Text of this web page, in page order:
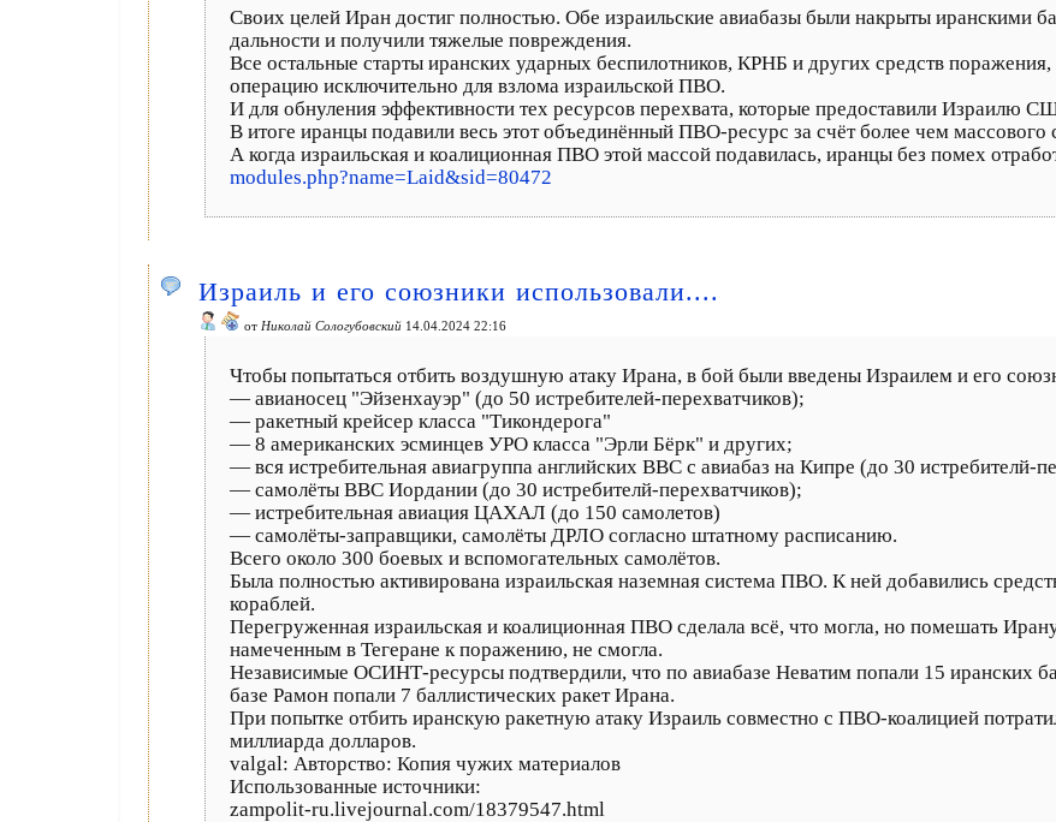
Своих целей Иран достиг полностью. Обе израильские авиабазы были накрыты иранскими
дальности и получили тяжелые повреждения.
Все остальные старты иранских ударных беспилотников, КРНБ и других средств
операцию исключительно для взлома израильской ПВО.
И для обнуления эффективности тех ресурсов перехвата, которые предоставили Израилю
В итоге иранцы подавили весь этот объединённый ПВО-ресурс за счёт более чем массового
А когда израильская и коалиционная ПВО этой массой подавилась, иранцы без помех
modules.php?name=Laid&sid=80472
Израиль и его союзники использовали....
от Николай Сологубовский 14.04.2024 22:16
Чтобы попытаться отбить воздушную атаку Ирана, в бой были введены Израилем и его
— авианосец "Эйзенхауэр" (до 50 истребителей-перехватчиков);
— ракетный крейсер класса "Тикондерога"
— 8 американских эсминцев УРО класса "Эрли Бёрк" и других;
— вся истребительная авиагруппа английских ВВС с авиабаз на Кипре (до 30 истребителй-
— самолёты ВВС Иордании (до 30 истребителй-перехватчиков);
— истребительная авиация ЦАХАЛ (до 150 самолетов)
— самолёты-заправщики, самолёты ДРЛО согласно штатному расписанию.
Всего около 300 боевых и вспомогательных самолётов.
Была полностью активирована израильская наземная система ПВО. К ней добавились
кораблей.
Перегруженная израильская и коалиционная ПВО сделала всё, что могла, но помешать
намеченным в Тегеране к поражению, не смогла.
Независимые ОСИНТ-ресурсы подтвердили, что по авиабазе Неватим попали 15 иранских
базе Рамон попали 7 баллистических ракет Ирана.
При попытке отбить иранскую ракетную атаку Израиль совместно с ПВО-коалицией
миллиарда долларов.
valgal: Авторство: Копия чужих материалов
Использованные источники:
zampolit-ru.livejournal.com/18379547.html